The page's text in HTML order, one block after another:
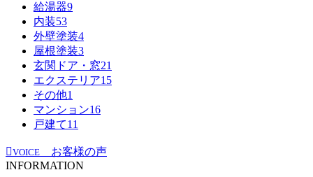
給湯器9
内装53
外壁塗装4
屋根塗装3
玄関ドア・窓21
エクステリア15
その他1
マンション16
戸建て11
VOICE
お客様の声
INFORMATION